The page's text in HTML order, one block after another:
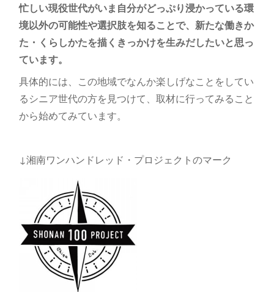
忙しい現役世代がいま自分がどっぷり浸かっている環
境以外の可能性や選択肢を知ることで、新たな働きか
た・くらしかたを描くきっかけを生みだしたいと思っ
ています。
具体的には、この地域でなんか楽しげなことをしてい
るシニア世代の方を見つけて、取材に行ってみること
から始めてみています。
↓湘南ワンハンドレッド・プロジェクトのマーク